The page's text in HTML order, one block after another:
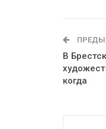
В
когда